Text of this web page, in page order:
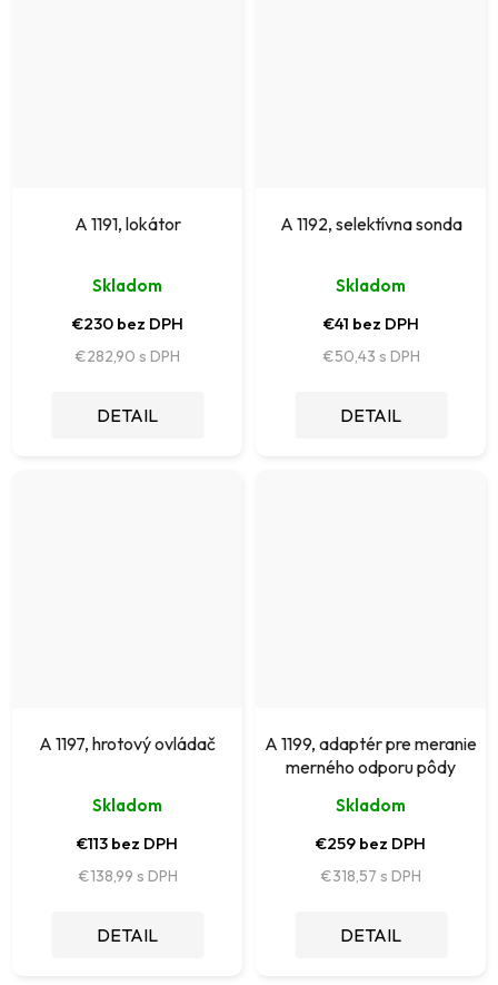
A 1191, lokátor
Skladom
€230 bez DPH
€282,90
DETAIL
A 1192, selektívna sonda
Skladom
€41 bez DPH
€50,43
DETAIL
A 1197, hrotový ovládač
Skladom
€113 bez DPH
€138,99
DETAIL
A 1199, adaptér pre meranie
merného odporu pôdy
Skladom
€259 bez DPH
€318,57
DETAIL